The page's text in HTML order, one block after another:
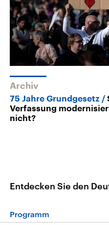
Archiv
75 Jahre Grundgesetz
Verfassung
nicht?
Entdecken Sie den
Programm